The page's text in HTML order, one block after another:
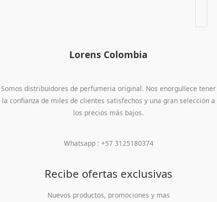
Lorens Colombia
Somos distribuidores de perfumeria original. Nos enorgullece tener
la confianza de miles de clientes satisfechos y una gran selección a
los precios más bajos.
Whatsapp : +57 3125180374
Recibe ofertas exclusivas
Nuevos productos, promociones y mas